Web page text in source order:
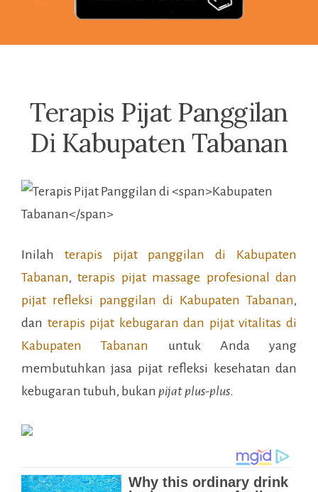
Terapis Pijat Panggilan
Di Kabupaten Tabanan
Inilah terapis pijat panggilan di Kabupaten
Tabanan,terapis pijat massage profesional dan
pijat refleksi panggilan di Kabupaten Tabanan,
dan terapis pijat kebugaran dan pijat vitalitas di
Kabupaten Tabanan untuk Anda yang
membutuhkan jasa pijat refleksi kesehatan dan
kebugaran tubuh, bukan pijat plus-plus.